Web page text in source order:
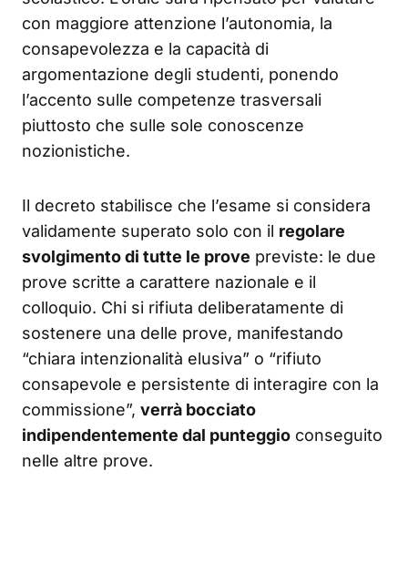
con maggiore attenzione l’autonomia, la
consapevolezza e la capacità di
argomentazione degli studenti, ponendo
l’accento sulle competenze trasversali
piuttosto che sulle sole conoscenze
nozionistiche.
Il decreto stabilisce che l’esame si considera
validamente superato solo con il regolare
svolgimento di tutte le prove previste: le due
prove scritte a carattere nazionale e il
colloquio. Chi si rifiuta deliberatamente di
sostenere una delle prove, manifestando
“chiara intenzionalità elusiva” o “rifiuto
consapevole e persistente di interagire con la
commissione”, verrà bocciato
indipendentemente dal punteggio conseguito
nelle altre prove.